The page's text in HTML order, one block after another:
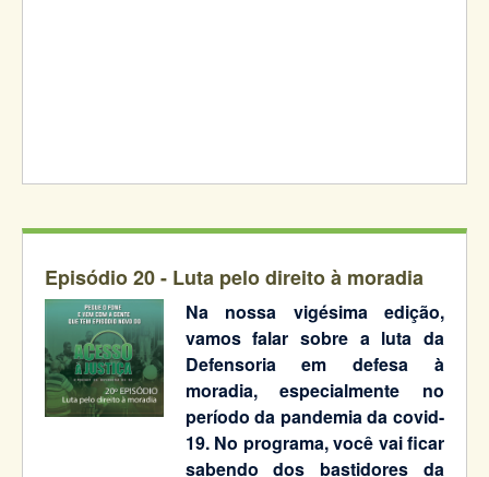
Episódio 20 - Luta pelo direito à moradia
Na nossa vigésima edição,
vamos falar sobre a luta da
Defensoria em defesa à
moradia, especialmente no
período da pandemia da covid-
19. No programa, você vai ficar
sabendo dos bastidores da